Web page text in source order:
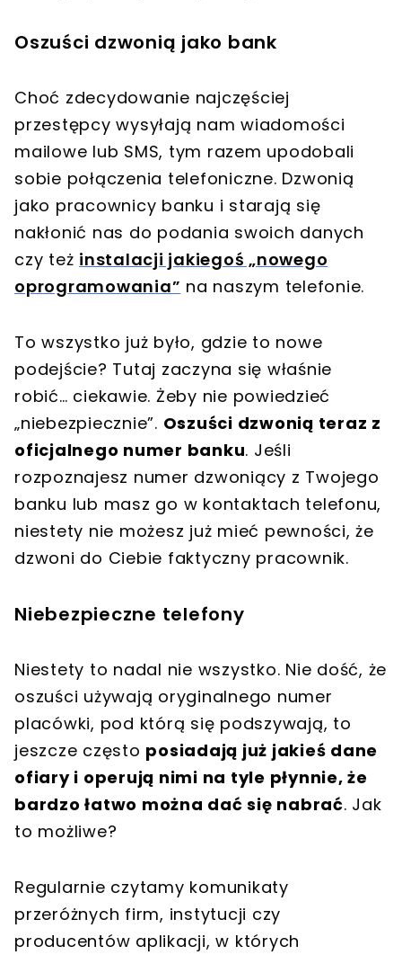
Oszuści dzwonią jako bank
Choć zdecydowanie najczęściej
przestępcy wysyłają nam wiadomości
mailowe lub SMS, tym razem upodobali
sobie połączenia telefoniczne. Dzwonią
jako pracownicy banku i starają się
nakłonić nas do podania swoich danych
czy też instalacji jakiegoś „nowego
oprogramowania” na naszym telefonie.
To wszystko już było, gdzie to nowe
podejście? Tutaj zaczyna się właśnie
robić… ciekawie. Żeby nie powiedzieć
„niebezpiecznie”. Oszuści dzwonią teraz z
oficjalnego numer banku. Jeśli
rozpoznajesz numer dzwoniący z Twojego
banku lub masz go w kontaktach telefonu,
niestety nie możesz już mieć pewności, że
dzwoni do Ciebie faktyczny pracownik.
Niebezpieczne telefony
Niestety to nadal nie wszystko. Nie dość, że
oszuści używają oryginalnego numer
placówki, pod którą się podszywają, to
jeszcze często posiadają już jakieś dane
ofiary i operują nimi na tyle płynnie, że
bardzo łatwo można dać się nabrać. Jak
to możliwe?
Regularnie czytamy komunikaty
przeróżnych firm, instytucji czy
producentów aplikacji, w których